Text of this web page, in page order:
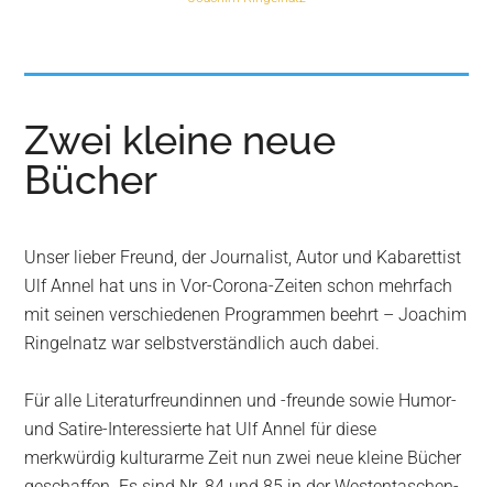
Verein
e.V.
in
Wurzen
Zwei kleine neue
Bücher
Unser lieber Freund, der Journalist, Autor und Kabarettist
Ulf Annel hat uns in Vor-Corona-Zeiten schon mehrfach
mit seinen verschiedenen Programmen beehrt – Joachim
Ringelnatz war selbstverständlich auch dabei.
Für alle Literaturfreundinnen und -freunde sowie Humor-
und Satire-Interessierte hat Ulf Annel für diese
merkwürdig kulturarme Zeit nun zwei neue kleine Bücher